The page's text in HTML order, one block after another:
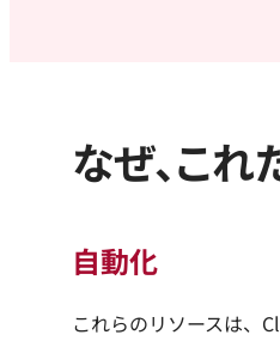
なぜ、こ
自動化
これらのリソースは、